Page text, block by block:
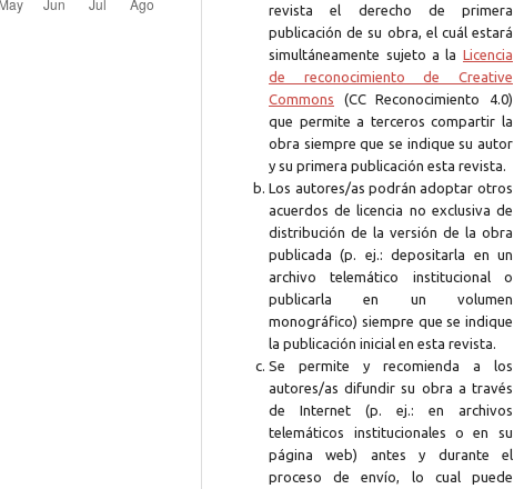
revista el derecho de primera
publicación de su obra, el cuál estará
simultáneamente sujeto a la Licencia
de reconocimiento de Creative
Commons (CC Reconocimiento 4.0)
que permite a terceros compartir la
obra siempre que se indique su autor
y su primera publicación esta revista.
Los autores/as podrán adoptar otros
acuerdos de licencia no exclusiva de
distribución de la versión de la obra
publicada (p. ej.: depositarla en un
archivo telemático institucional o
publicarla en un volumen
monográfico) siempre que se indique
la publicación inicial en esta revista.
Se permite y recomienda a los
autores/as difundir su obra a través
de Internet (p. ej.: en archivos
telemáticos institucionales o en su
página web) antes y durante el
proceso de envío, lo cual puede